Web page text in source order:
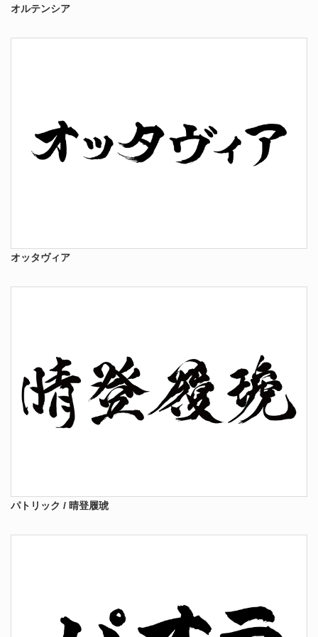
オルテンシア
オッタヴィア
パトリック / 晴登履琥